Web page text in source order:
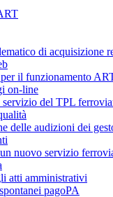
di acquisizione
il funzionamento
on-line
del TPL
delle audizioni dei
nuovo servizio
atti amministrativi
pagoPA